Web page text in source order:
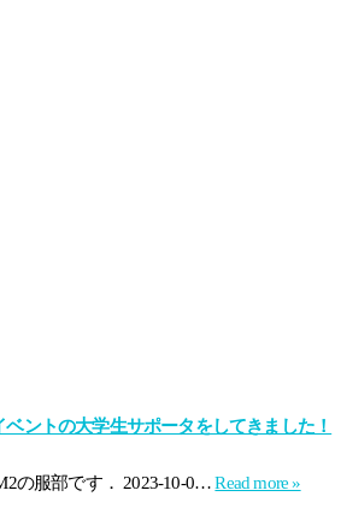
ベントの大学生サポータをしてきました！
の服部です． 2023-10-0…Read more »